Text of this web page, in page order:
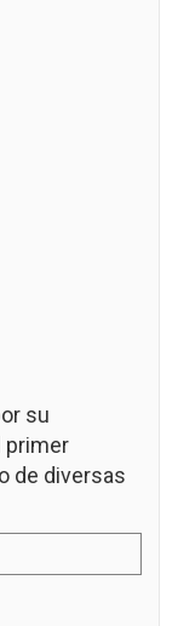
su
primer
de diversas